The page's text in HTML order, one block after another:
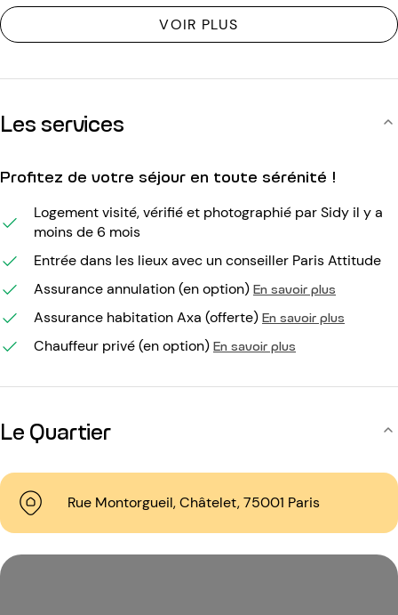
VOIR PLUS
Les services
Profitez de votre séjour en toute sérénité !
Logement visité, vérifié et photographié par Sidy il y a
moins de 6 mois
Entrée dans les lieux avec un conseiller Paris Attitude
Assurance annulation (en option) En savoir plus
Assurance habitation Axa (offerte) En savoir plus
Chauffeur privé (en option) En savoir plus
Le Quartier
Rue Montorgueil, Châtelet, 75001 Paris